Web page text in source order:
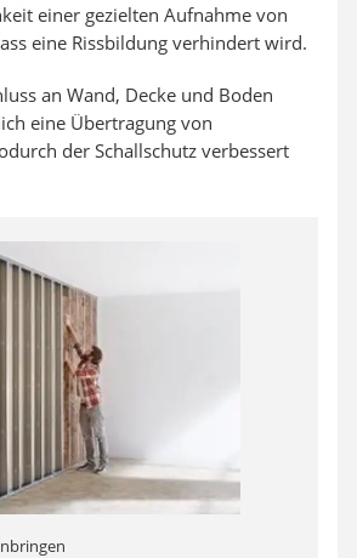
einer gezielten Aufnahme von
eine Rissbildung verhindert wird.
an Wand, Decke und Boden
eine Übertragung von
der Schallschutz verbessert